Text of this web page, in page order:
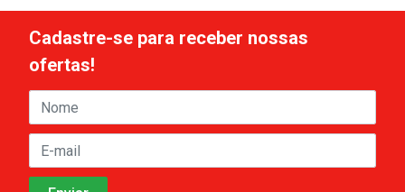
Cadastre-se para receber nossas
ofertas!